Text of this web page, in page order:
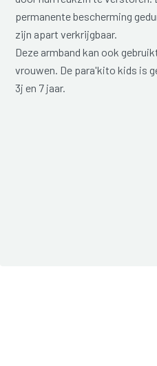
permanente bescherming
zijn apart verkrijgbaar.
Deze armband kan ook
vrouwen. De para'kito kids is
3j en 7 jaar.